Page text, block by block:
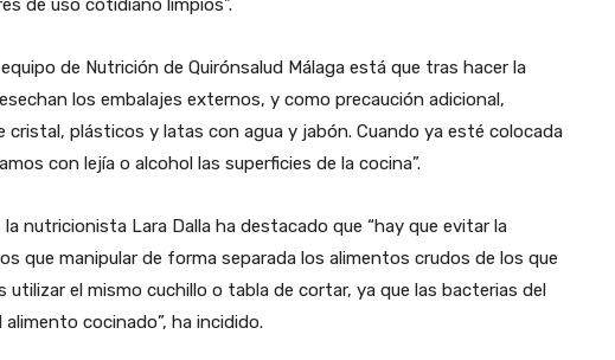
de uso cotidiano limpios”.
de Nutrición de Quirónsalud Málaga está que tras hacer la
los embalajes externos, y como precaución adicional,
cristal, plásticos y latas con agua y jabón. Cuando ya esté colocada
con lejía o alcohol las superficies de la cocina”.
nutricionista Lara Dalla ha destacado que “hay que evitar la
que manipular de forma separada los alimentos crudos de los que
utilizar el mismo cuchillo o tabla de cortar, ya que las bacterias del
cocinado”, ha incidido.